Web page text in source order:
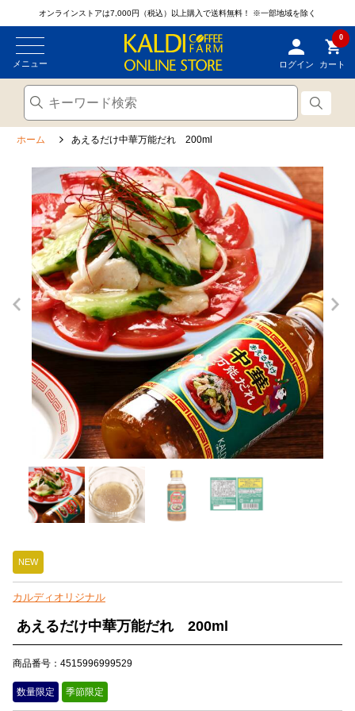
オンラインストアは7,000円（税込）以上購入で送料無料！ ※一部地域を除く
メニュー ログイン
0
カート
ホーム あえるだけ中華万能だれ 200ml
NEW
カルディオリジナル
あえるだけ中華万能だれ 200ml
商品番号：4515996999529
数量限定 季節限定